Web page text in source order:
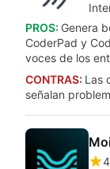
PROS: Genera
CoderPad y
voces de los
CONTRAS: Las
señalan